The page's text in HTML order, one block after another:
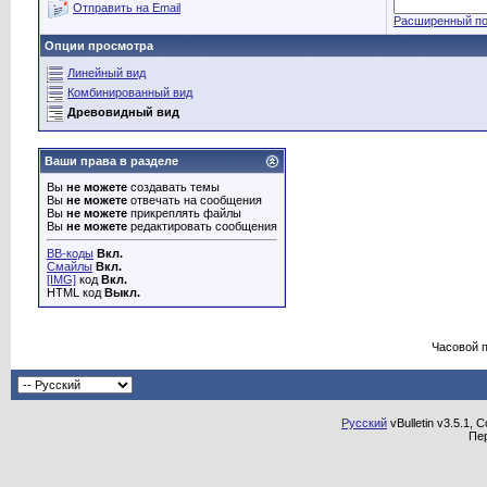
Отправить на Email
Расширенный
Опции просмотра
Линейный вид
Комбинированный вид
Древовидный вид
Ваши права в разделе
Вы не можете создавать темы
Вы не можете отвечать на сообщения
Вы не можете прикреплять файлы
Вы не можете редактировать сообщения
BB-коды Вкл.
Смайлы Вкл.
[IMG] код Вкл.
HTML код Выкл.
Часовой
Русский vBulletin v3.5.1,